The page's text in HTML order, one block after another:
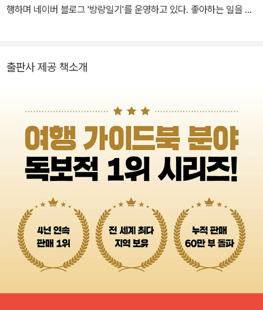
행하며 네이버 블로그 '방랑일기'를 운영하고 있다. 좋아하는 일을 하
naver.com/diary_travelssun 인스타그램 @sunghyesun
출판사 제공 책소개